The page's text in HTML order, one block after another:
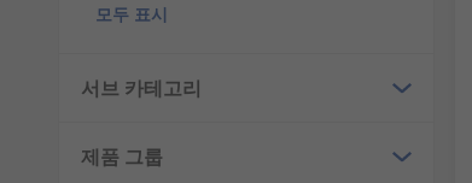
모두 표시
서브 카테고리
제품 그룹